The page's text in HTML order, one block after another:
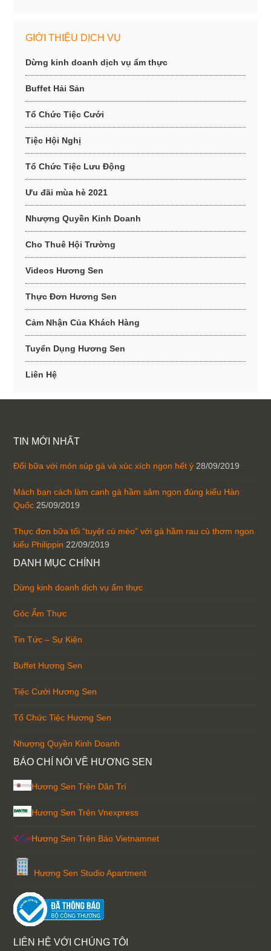
GIỚI THIỆU DỊCH VỤ
Dừng kinh doanh dịch vụ ẩm thực
Buffet Hải Sản
Tổ Chức Tiệc Cưới
Tiệc Hội Nghị
Tổ Chức Tiệc Lưu Động
Ưu đãi mùa hè 2021
Nhượng Quyền Kinh Doanh
Cho Thuê Hội Trường
Videos Hương Sen
Thực Đơn Hương Sen
Cảm Nhận Của Khách Hàng
Tuyển Dụng Hương Sen
Liên Hệ
TIN MỚI NHẤT
Đổi bữa với món súp gà và xúc xích ngon hết ý 28/09/2019
Mách bạn cách làm canh gà hầm sâm ngon đúng kiểu Hàn
Quốc 25/09/2019
Thực đơn bữa tối “tuyệt cú mèo” với gà hầm rau củ thơm ngon
kiểu Philippin 22/09/2019
DANH MỤC CHÍNH
Dừng kinh doanh dịch vụ ẩm thực
Góc Ẩm Thực
Tin Tức – Sự Kiện
Buffet Hương Sen
Tiệc Cưới Hương Sen
Tổ Chức Tiệc Hương Sen
Nhượng Quyền Kinh Doanh
BÁO CHÍ NÓI VỀ HƯƠNG SEN
Hương Sen Trên Dân Trí
Hương Sen Trên Vnexpress
Hương Sen Trên Báo Vietnamnet
Hương Sen Studio Apartment
LIÊN HỆ VỚI CHÚNG TÔI